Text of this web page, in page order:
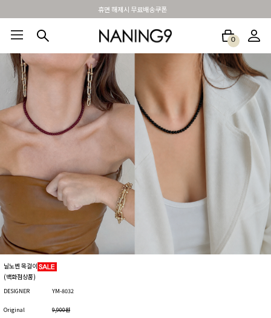
BEST 포토리뷰 - 매주 2명추첨 3만원쿠폰
0
BEST100🤍 NEW5% 베스트재진행 아울렛 하객&모임룩
닐노벤 목걸이
(백화점상품)
DESIGNER YM-8032
Original 9,900원